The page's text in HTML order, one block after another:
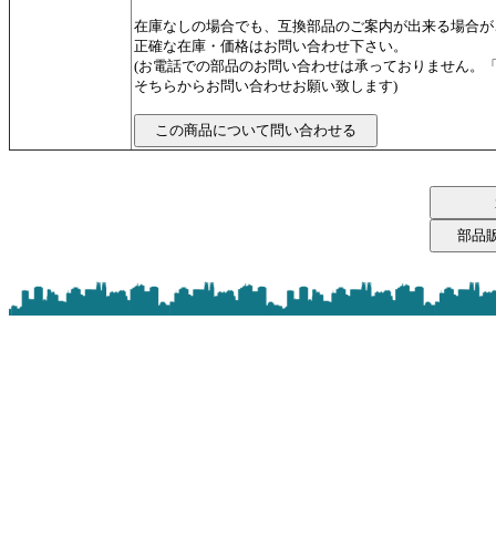
在庫なしの場合でも、互換部品のご案内が出来る場合
正確な在庫・価格はお問い合わせ下さい。
(お電話での部品のお問い合わせは承っておりません。
そちらからお問い合わせお願い致します)